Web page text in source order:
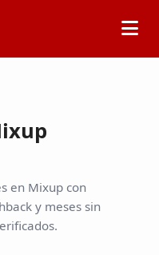
en Mixup con
y meses sin